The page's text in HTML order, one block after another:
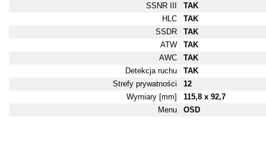
SSNR III
TAK
HLC
TAK
SSDR
TAK
ATW
TAK
AWC
TAK
Detekcja ruchu
TAK
Strefy prywatności
12
Wymiary [mm]
115,8 x 92,7
Menu
OSD